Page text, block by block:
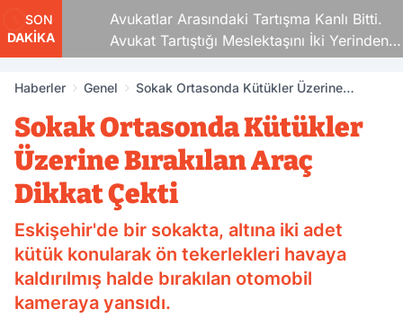
SON
DAKİKA
Avukatlar Arasındaki Tartışma Kanlı Bitti.
Avukat Tartıştığı Meslektaşını İki Yerinden
Vurdu
Haberler Genel
Sokak Ortasonda Kütükler Üzerine
Sokak Ortasonda Kütükler
Üzerine Bırakılan Araç
Dikkat Çekti
Eskişehir'de bir sokakta, altına iki adet
kütük konularak ön tekerlekleri havaya
kaldırılmış halde bırakılan otomobil
kameraya yansıdı.